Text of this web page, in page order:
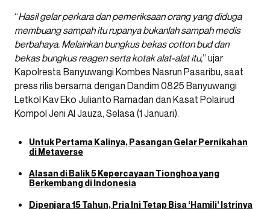
“Hasil gelar perkara dan pemeriksaan orang yang diduga
membuang sampah itu rupanya bukanlah sampah medis
berbahaya. Melainkan bungkus bekas cotton bud dan
bekas bungkus reagen serta kotak alat-alat itu,” ujar
Kapolresta Banyuwangi Kombes Nasrun Pasaribu, saat
press rilis bersama dengan Dandim 0825 Banyuwangi
Letkol Kav Eko Julianto Ramadan dan Kasat Polairud
Kompol Jeni Al Jauza, Selasa (1 Januari).
Untuk Pertama Kalinya, Pasangan Gelar Pernikahan
di Metaverse
Alasan di Balik 5 Kepercayaan Tionghoa yang
Berkembang di Indonesia
Dipenjara 15 Tahun, Pria Ini Tetap Bisa ‘Hamili’ Istrinya